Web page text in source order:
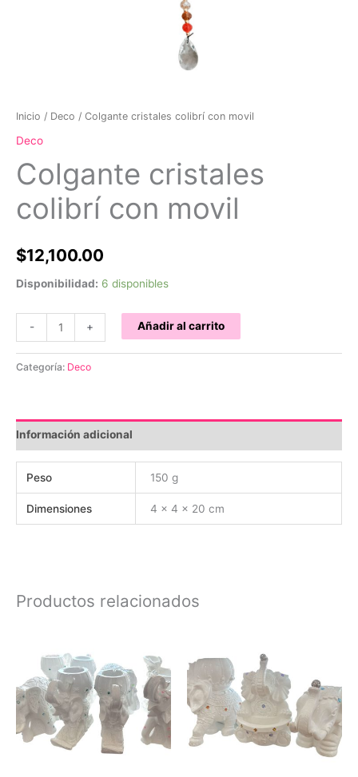
Inicio / Deco / Colgante cristales colibrí con movil
Deco
Colgante cristales
colibrí con movil
$12,100.00
Disponibilidad: 6 disponibles
-
Colgante
cristales
colibrí
cantidad
+ Añadir al carrito
Categoría: Deco
Información adicional
Peso 150 g
Dimensiones 4 × 4 × 20 cm
Productos relacionados